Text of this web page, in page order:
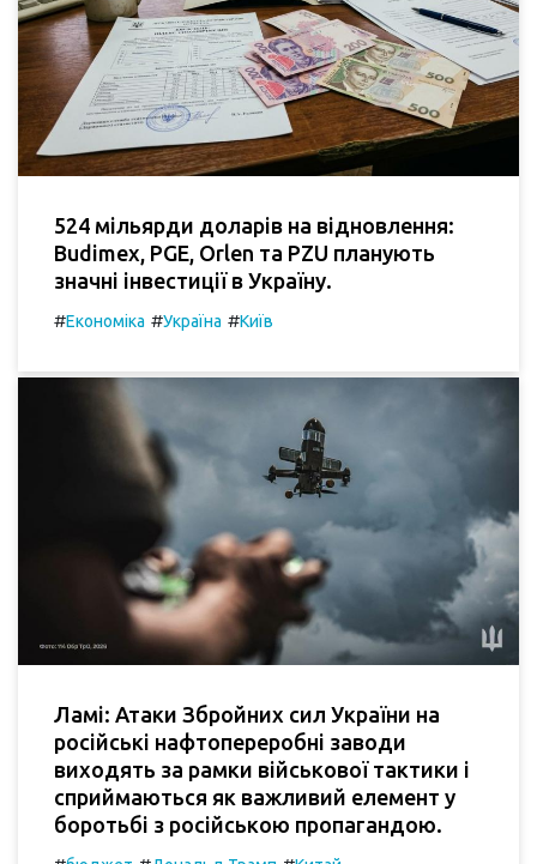
524 мільярди доларів на відновлення:
Budimex, PGE, Orlen та PZU планують
значні інвестиції в Україну.
#Економіка #Україна #Київ
Ламі: Атаки Збройних сил України на
російські нафтопереробні заводи
виходять за рамки військової тактики і
сприймаються як важливий елемент у
боротьбі з російською пропагандою.